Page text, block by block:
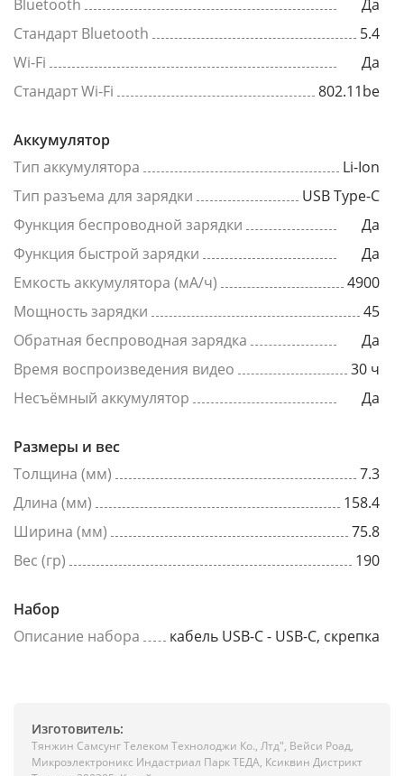
Bluetooth
Да
Стандарт Bluetooth
5.4
Wi-Fi
Да
Стандарт Wi-Fi
802.11be
Аккумулятор
Тип аккумулятора
Li-Ion
Тип разъема для зарядки
USB Type-C
Функция беспроводной зарядки
Да
Функция быстрой зарядки
Да
Емкость аккумулятора (мА/ч)
4900
Мощность зарядки
45
Обратная беспроводная зарядка
Да
Время воспроизведения видео
30 ч
Несъёмный аккумулятор
Да
Размеры и вес
Толщина (мм)
7.3
Длина (мм)
158.4
Ширина (мм)
75.8
Вес (гр)
190
Набор
Описание набора
кабель USB-C - USB-C, скрепка
Изготовитель:
Тянжин Самсунг Телеком Технолоджи Ко., Лтд", Вейси Роад,
Микроэлектроникс Индастриал Парк ТЕДА, Ксиквин Дистрикт